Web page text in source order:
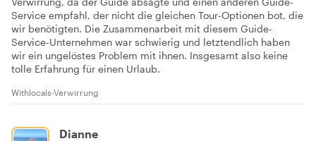
Service empfahl, der nicht die gleichen Tour-Optionen bot, die
wir benötigten. Die Zusammenarbeit mit diesem Guide-
Service-Unternehmen war schwierig und letztendlich haben
wir ein ungelöstes Problem mit ihnen. Insgesamt also keine
tolle Erfahrung für einen Urlaub.
Withlocals-Verwirrung
Dianne